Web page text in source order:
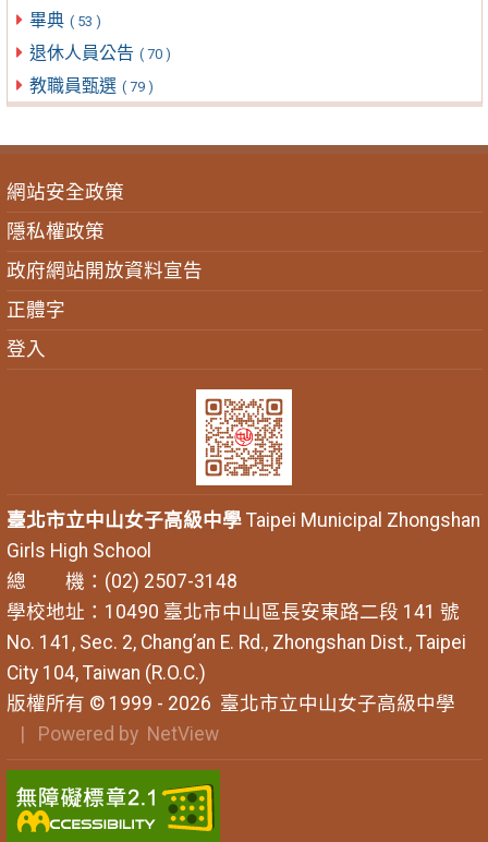
畢典 ( 53 )
退休人員公告 ( 70 )
教職員甄選 ( 79 )
網站安全政策
隱私權政策
政府網站開放資料宣告
正體字
登入
臺北市立中山女子高級中學Taipei Municipal Zhongshan
Girls High School
總 機：(02) 2507-3148
學校地址：10490 臺北市中山區長安東路二段 141 號
No. 141, Sec. 2, Chang’an E. Rd., Zhongshan Dist., Taipei
City 104, Taiwan (R.O.C.)
版權所有 © 1999 - 2026 臺北市立中山女子高級中學
| Powered by NetView